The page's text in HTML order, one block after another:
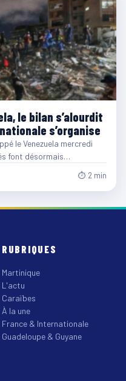
le bilan s’alourdit
s’organise
le Venezuela mercredi
font désormais…
⏱ 2 min
RUBRIQUES
Martinique
L'actu
Caraïbes
À la une
France & Internationale
Guadeloupe & Guyane